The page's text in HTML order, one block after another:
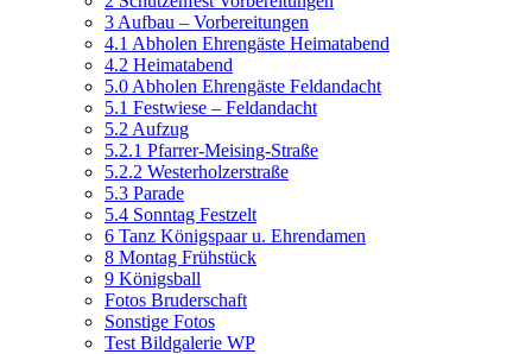
3 Aufbau – Vorbereitungen
4.1 Abholen Ehrengäste Heimatabend
4.2 Heimatabend
5.0 Abholen Ehrengäste Feldandacht
5.1 Festwiese – Feldandacht
5.2 Aufzug
5.2.1 Pfarrer-Meising-Straße
5.2.2 Westerholzerstraße
5.3 Parade
5.4 Sonntag Festzelt
6 Tanz Königspaar u. Ehrendamen
8 Montag Frühstück
9 Königsball
Fotos Bruderschaft
Sonstige Fotos
Test Bildgalerie WP